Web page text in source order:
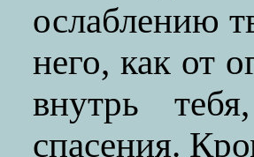
ослаблению
него, как от
внутрь
спасения.